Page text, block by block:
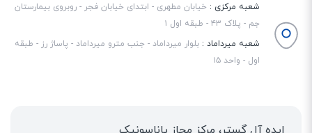
شعبه مرکزی : خیابان مطهری - ابتدای خیابان فجر - روبروی بیمارستان
جم - پلاک ۴۳ - طبقه اول ۱
شعبه میرداماد : بلوار میرداماد - جنب مترو میرداماد - پاساژ رز - طبقه
اول - واحد ۱۵